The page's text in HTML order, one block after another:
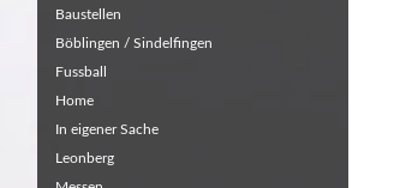
Baustellen
Böblingen / Sindelfingen
Fussball
Home
In eigener Sache
Leonberg